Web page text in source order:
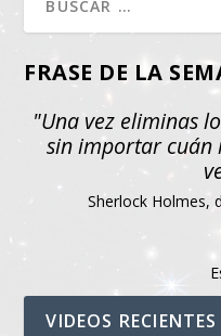
FRASE DE LA
"Una vez eliminas
sin importar cuán
Sherlock Holmes,
VIDEOS RECIENTES